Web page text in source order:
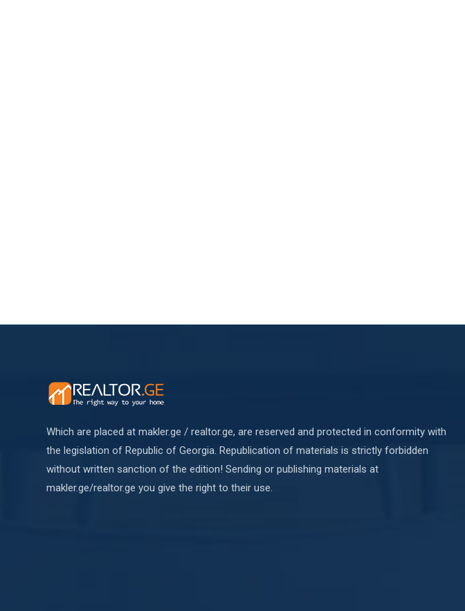
Which are placed at makler.ge / realtor.ge, are reserved and protected in conformity with
the legislation of Republic of Georgia. Republication of materials is strictly forbidden
without written sanction of the edition! Sending or publishing materials at
makler.ge/realtor.ge you give the right to their use.